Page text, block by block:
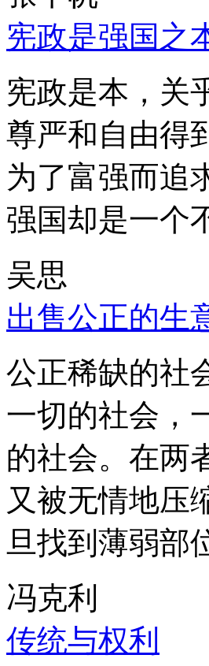
宪政是强国之
宪政是本，关
尊严和自由得
为了富强而追
强国却是一个
吴思
出售公正的生
公正稀缺的社
一切的社会，
的社会。在两
又被无情地压
旦找到薄弱部
冯克利
传统与权利